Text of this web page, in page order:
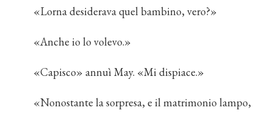
«Lorna desiderava quel bambino, vero?»
«Anche io lo volevo.»
«Capisco» annuì May. «Mi dispiace.»
«Nonostante la sorpresa, e il matrimonio lampo,